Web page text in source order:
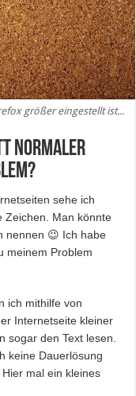
größer eingestellt ist...
normaler
sehe ich
Zeichen. Man könnte
nennen 😉 Ich habe
meinem Problem
ich mithilfe von
Internetseite kleiner
sogar den Text lesen.
keine Dauerlösung
mal ein kleines